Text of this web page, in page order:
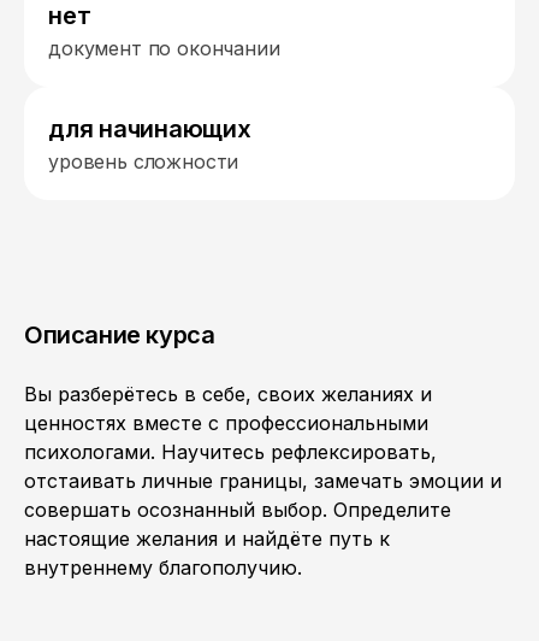
нет
документ по окончании
для начинающих
уровень сложности
Описание курса
Вы разберётесь в себе, своих желаниях и
ценностях вместе с профессиональными
психологами. Научитесь рефлексировать,
отстаивать личные границы, замечать эмоции и
совершать осознанный выбор. Определите
настоящие желания и найдёте путь к
внутреннему благополучию.